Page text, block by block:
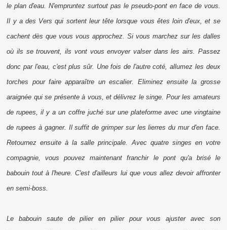
le plan d'eau. N'empruntez surtout pas le pseudo-pont en face de vous.
Il y a des Vers qui sortent leur tête lorsque vous êtes loin d'eux, et se
cachent dès que vous vous approchez. Si vous marchez sur les dalles
où ils se trouvent, ils vont vous envoyer valser dans les airs. Passez
donc par l'eau, c'est plus sûr. Une fois de l'autre coté, allumez les deux
torches pour faire apparaître un escalier. Eliminez ensuite la grosse
araignée qui se présente à vous, et délivrez le singe. Pour les amateurs
derupees , il y a un coffre juché sur une plateforme avec une vingtaine
derupees à gagner. Il suffit de grimper sur les lierres du mur d'en face.
Retournez ensuite à la salle principale. Avec quatre singes en votre
compagnie, vous pouvez maintenant franchir le pont qu'a brisé le
babouin tout à l'heure. C'est d'ailleurs lui que vous allez devoir affronter
ensemi-boss
Le babouin saute de pilier en pilier pour vous ajuster avec son